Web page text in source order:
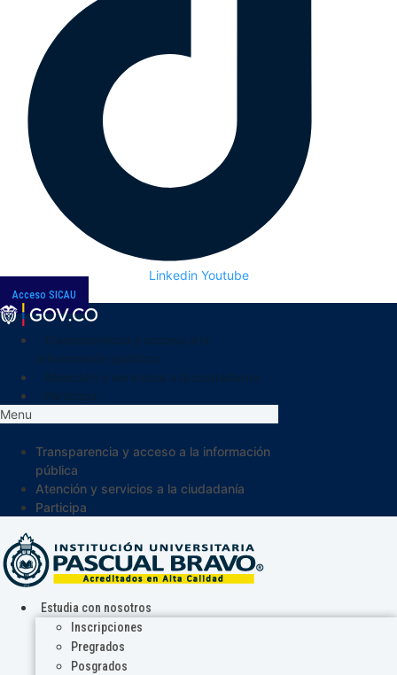
Linkedin Youtube
Acceso SICAU
Menu
Transparencia y acceso a la información
pública
Atención y servicios a la ciudadanía
Participa
Estudia con nosotros
Inscripciones
Pregrados
Posgrados